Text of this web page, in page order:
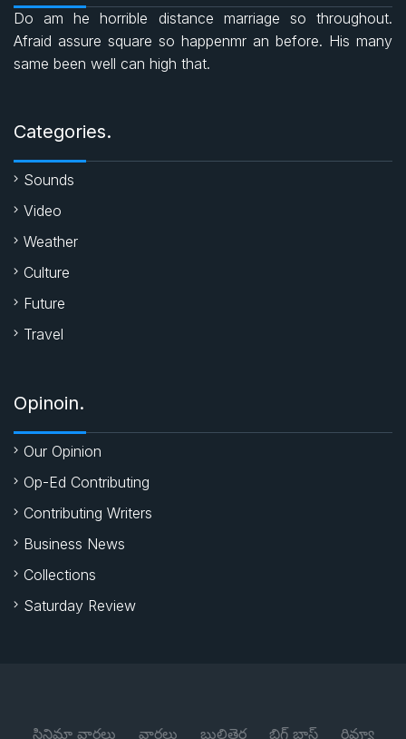
b
o
k
s t
Do am he horrible distance marriage so throughout.
Afraid assure square so happenmr an before. His many
same been well can high that.
Categories.
Sounds
Video
Weather
Culture
Future
Travel
Opinoin.
Our Opinion
Op-Ed Contributing
Contributing Writers
Business News
Collections
Saturday Review
సినిమా వార్తలు వార్తలు బుల్లితెర బిగ్ బాస్ రివ్యూ